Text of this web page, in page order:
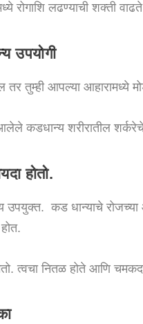
रोगाशि लढण्याची शक्ती
उपयोगी
तुम्ही आपल्या आहारामध्ये
कडधान्य शरीरातील
होतो.
कड धान्याचे रोजच्या
त्वचा नितळ होते आणि